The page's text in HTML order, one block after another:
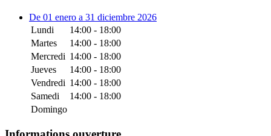
De 01 enero a 31 diciembre 2026
Lundi
14:00 - 18:00
Martes
14:00 - 18:00
Mercredi 14:00 - 18:00
Jueves
14:00 - 18:00
Vendredi 14:00 - 18:00
Samedi
14:00 - 18:00
Domingo